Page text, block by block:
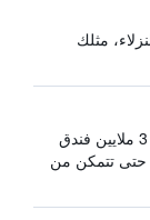
مثلك
يبحث HotelsCombined في أكثر من 3 ملايين فندق
حتى تتمكن من